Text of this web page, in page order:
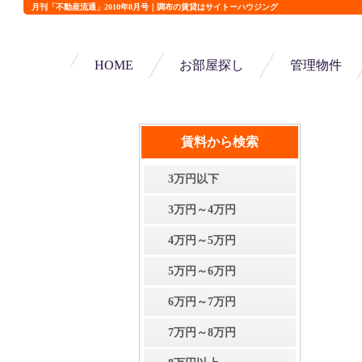
月刊「不動産流通」2010年8月号｜調布の賃貸はサイトーハウジング
HOME お部屋探し 管理物件
賃料から検索
3万円以下
3万円～4万円
4万円～5万円
5万円～6万円
6万円～7万円
7万円～8万円